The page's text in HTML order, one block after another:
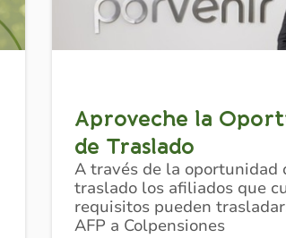
Aproveche la
de Traslado
A través de la oportunidad
traslado los afiliados que
requisitos pueden
AFP a Colpensiones